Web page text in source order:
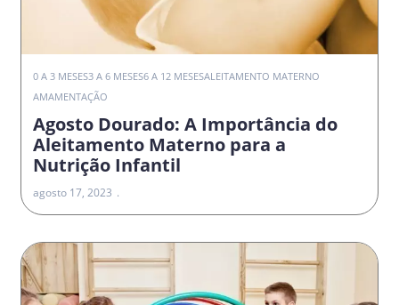
0 A 3 MESES3 A 6 MESES6 A 12 MESESALEITAMENTO MATERNO
AMAMENTAÇÃO
Agosto Dourado: A Importância do
Aleitamento Materno para a
Nutrição Infantil
agosto 17, 2023